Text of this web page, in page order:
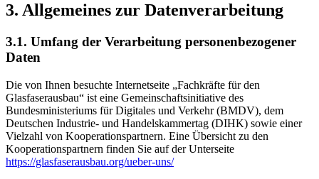
3. Allgemeines zur Datenverarbeitung
3.1. Umfang der Verarbeitung personenbezogener
Daten
Die von Ihnen besuchte Internetseite „Fachkräfte für den
Glasfaserausbau“ ist eine Gemeinschaftsinitiative des
Bundesministeriums für Digitales und Verkehr (BMDV), dem
Deutschen Industrie- und Handelskammertag (DIHK) sowie einer
Vielzahl von Kooperationspartnern. Eine Übersicht zu den
Kooperationspartnern finden Sie auf der Unterseite
https://glasfaserausbau.org/ueber-uns/